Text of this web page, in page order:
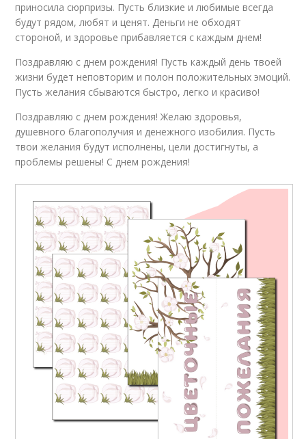
приносила сюрпризы. Пусть близкие и любимые всегда
будут рядом, любят и ценят. Деньги не обходят
стороной, и здоровье прибавляется с каждым днем!
Поздравляю с днем рождения! Пусть каждый день твоей
жизни будет неповторим и полон положительных эмоций.
Пусть желания сбываются быстро, легко и красиво!
Поздравляю с днем рождения! Желаю здоровья,
душевного благополучия и денежного изобилия. Пусть
твои желания будут исполнены, цели достигнуты, а
проблемы решены! С днем рождения!